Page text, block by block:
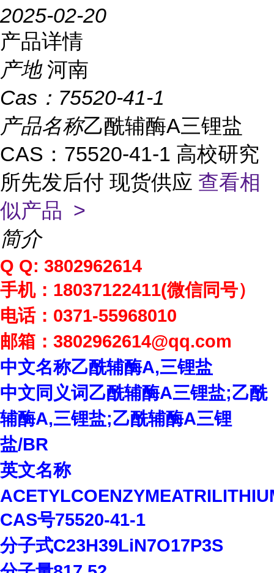
2025-02-20
产品详情
产地 河南
Cas： 75520-41-1
产品名称乙酰辅酶A三锂盐
CAS：75520-41-1 高校研究
所先发后付 现货供应 查看相
似产品 >
简介
Q Q: 3802962614
手机： 18037122411(微信同号）
电话： 0371-55968010
邮箱： 3802962614@qq.com
中文名称乙酰辅酶A,三锂盐
中文同义词乙酰辅酶A三锂盐;乙酰
辅酶A,三锂盐;乙酰辅酶A三锂
盐/BR
英文名称
CAS号75520-41-1
分子式C23H39LiN7O17P3S